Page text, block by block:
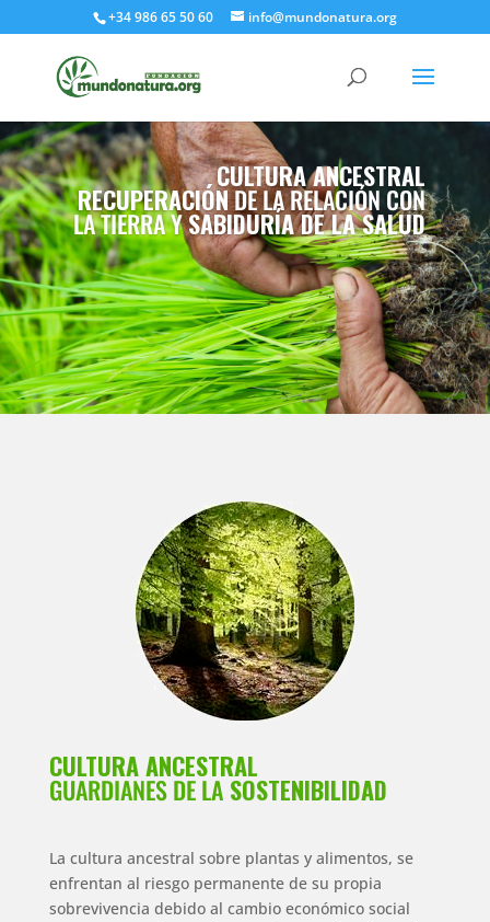
+34 986 65 50 60 info@mundonatura.org
CULTURA ANCESTRAL
RECUPERACIÓNDE LA RELACIÓN CON
LA TIERRA YSABIDURÍA DE LA SALUD
CULTURA ANCESTRAL
GUARDIANES DE LASOSTENIBILIDAD
La cultura ancestral sobre plantas y alimentos, se
enfrentan al riesgo permanente de su propia
sobrevivencia debido al cambio económico social